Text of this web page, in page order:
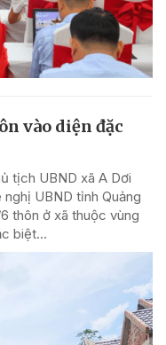
vào diện đặc
tịch UBND xã A Dơi
UBND tỉnh Quảng
thôn ở xã thuộc vùng
biệt...